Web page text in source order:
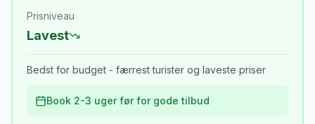
Prisniveau
Lavest
Bedst for budget - færrest turister og laveste priser
Book 2-3 uger før for gode tilbud